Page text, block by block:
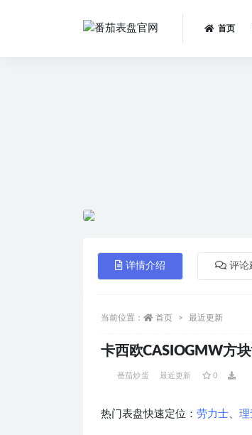
首页
详情介绍 评论
当前位置： 首页 最近更新
卡西欧CASIOGMW方
番茄炒蛋 最近更新 0
热门表盘快速定位： 劳力士 理